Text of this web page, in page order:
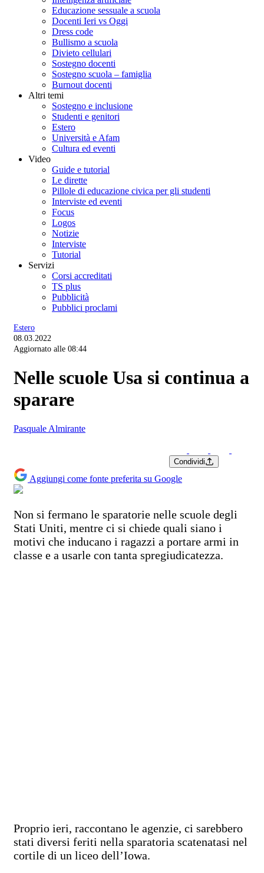
Educazione sessuale a scuola
Docenti Ieri vs Oggi
Dress code
Bullismo a scuola
Divieto cellulari
Sostegno docenti
Sostegno scuola – famiglia
Burnout docenti
Altri temi
Sostegno e inclusione
Studenti e genitori
Estero
Università e Afam
Cultura ed eventi
Video
Guide e tutorial
Le dirette
Pillole di educazione civica per gli studenti
Interviste ed eventi
Focus
Logos
Notizie
Interviste
Tutorial
Servizi
Corsi accreditati
TS plus
Pubblicità
Pubblici proclami
Estero
08.03.2022
Aggiornato alle 08:44
Nelle scuole Usa si continua a
sparare
Pasquale Almirante
Condividi
Aggiungi come fonte preferita su Google
Non si fermano le sparatorie nelle scuole degli
Stati Uniti, mentre ci si chiede quali siano i
motivi che inducano i ragazzi a portare armi in
classe e a usarle con tanta spregiudicatezza.
Proprio ieri, raccontano le agenzie, ci sarebbero
stati diversi feriti nella sparatoria scatenatasi nel
cortile di un liceo dell’Iowa.